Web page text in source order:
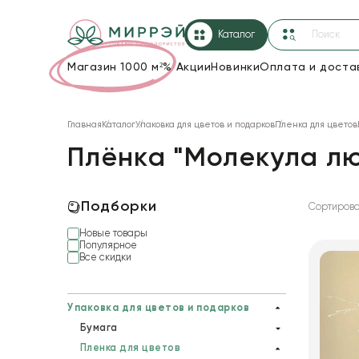
Каталог
Магазин 1000 м²%Акции НовинкиОплата и
Корзины и плетеные изделия
Коробки для цветов
Декор для дома
Товары для флористов
Главная КаталогУпаковка для цветов и подарковПленка для цветов
Плёнка "Молекула
Подборки
Новые товары
Популярное
Все скидки
Упаковка для цветов и подарков
Бумага
Гофрированная бумага
Пленка для цветов